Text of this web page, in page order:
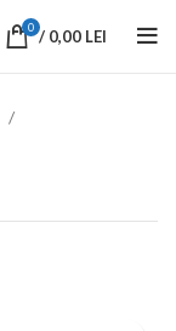
0 / 0,00 LEI